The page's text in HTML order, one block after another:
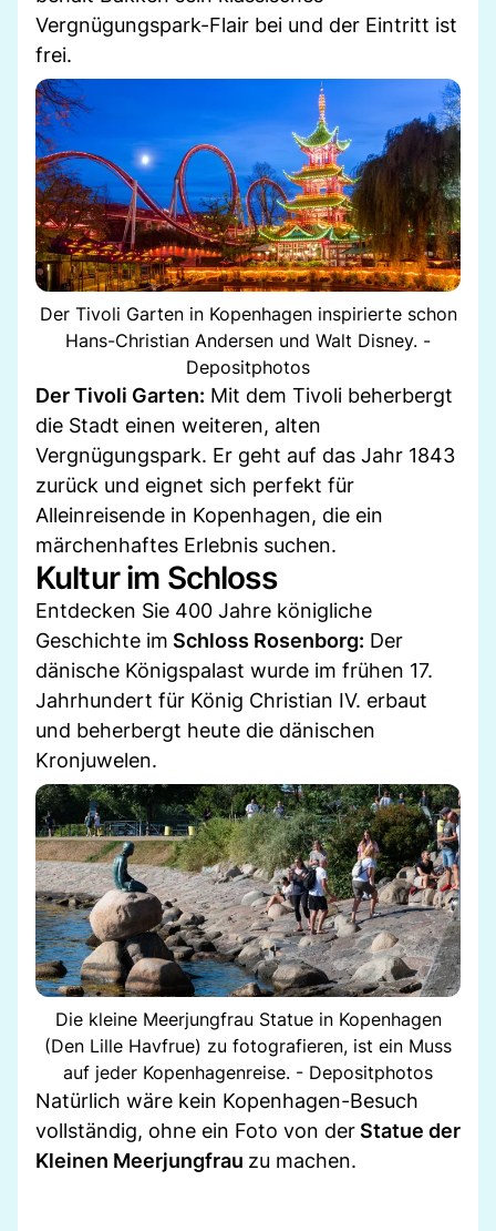
Vergnügungspark-Flair bei und der Eintritt ist
frei.
Der Tivoli Garten in Kopenhagen inspirierte schon
Hans-Christian Andersen und Walt Disney. -
Depositphotos
Der Tivoli Garten: Mit dem Tivoli beherbergt
die Stadt einen weiteren, alten
Vergnügungspark. Er geht auf das Jahr 1843
zurück und eignet sich perfekt für
Alleinreisende in Kopenhagen, die ein
märchenhaftes Erlebnis suchen.
Kultur im Schloss
Entdecken Sie 400 Jahre königliche
Geschichte im Schloss Rosenborg: Der
dänische Königspalast wurde im frühen 17.
Jahrhundert für König Christian IV. erbaut
und beherbergt heute die dänischen
Kronjuwelen.
Die kleine Meerjungfrau Statue in Kopenhagen
(Den Lille Havfrue) zu fotografieren, ist ein Muss
auf jeder Kopenhagenreise. - Depositphotos
Natürlich wäre kein Kopenhagen-Besuch
vollständig, ohne ein Foto von derStatue der
Kleinen Meerjungfrau zu machen.